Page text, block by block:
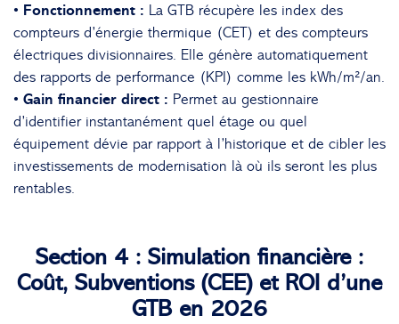
• Fonctionnement : La GTB récupère les index des
compteurs d’énergie thermique (CET) et des compteurs
électriques divisionnaires. Elle génère automatiquement
des rapports de performance (KPI) comme les kWh/m²/an.
• Gain financier direct : Permet au gestionnaire
d’identifier instantanément quel étage ou quel
équipement dévie par rapport à l’historique et de cibler les
investissements de modernisation là où ils seront les plus
rentables.
Section 4 : Simulation financière :
Coût, Subventions (CEE) et ROI d’une
GTB en 2026